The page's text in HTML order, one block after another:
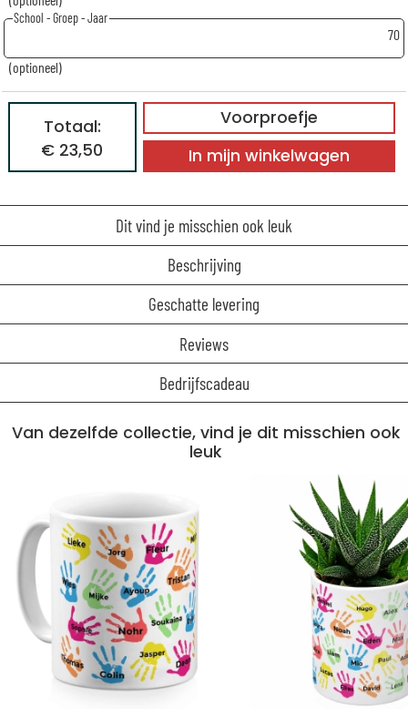
School - Groep - Jaar
70
(optioneel)
Voorproefje
Totaal:
€ 23,50
In mijn winkelwagen
Dit vind je misschien ook leuk
Beschrijving
Geschatte levering
Reviews
Bedrijfscadeau
Van dezelfde collectie, vind je dit misschien ook
leuk